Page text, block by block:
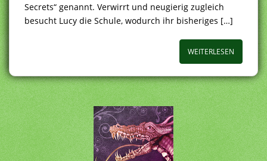
Secrets“ genannt. Verwirrt und neugierig zugleich
besucht Lucy die Schule, wodurch ihr bisheriges […]
WEITERLESEN